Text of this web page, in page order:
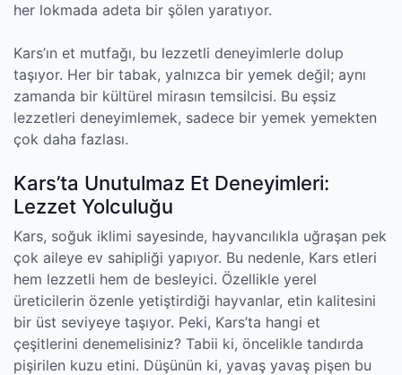
her lokmada adeta bir şölen yaratıyor.
Kars’ın et mutfağı, bu lezzetli deneyimlerle dolup
taşıyor. Her bir tabak, yalnızca bir yemek değil; aynı
zamanda bir kültürel mirasın temsilcisi. Bu eşsiz
lezzetleri deneyimlemek, sadece bir yemek yemekten
çok daha fazlası.
Kars’ta Unutulmaz Et Deneyimleri:
Lezzet Yolculuğu
Kars, soğuk iklimi sayesinde, hayvancılıkla uğraşan pek
çok aileye ev sahipliği yapıyor. Bu nedenle, Kars etleri
hem lezzetli hem de besleyici. Özellikle yerel
üreticilerin özenle yetiştirdiği hayvanlar, etin kalitesini
bir üst seviyeye taşıyor. Peki, Kars’ta hangi et
çeşitlerini denemelisiniz? Tabii ki, öncelikle tandırda
pişirilen kuzu etini. Düşünün ki, yavaş yavaş pişen bu